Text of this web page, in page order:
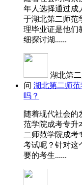
年人选择通过成
于湖北第二师范
理毕业证是他们
细探讨湖......
湖北第
问 湖北第二师
吗？
随着现代社会的
范学院成考专升
二师范学院成考
考试呢？针对这
要的考生......